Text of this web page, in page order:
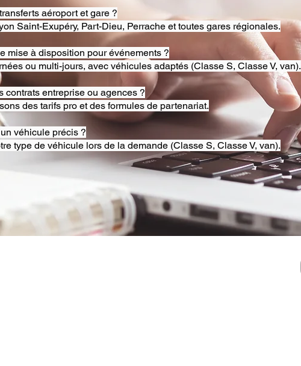
aéroport et gare ?
Saint-Exupéry, Part-Dieu, Perrache et toutes gares régionales.
mise à disposition pour événements ?
ou multi-jours, avec véhicules adaptés (Classe S, Classe V, van).
contrats entreprise ou agences ?
des tarifs pro et des formules de partenariat.
véhicule précis ?
type de véhicule lors de la demande (Classe S, Classe V, van).